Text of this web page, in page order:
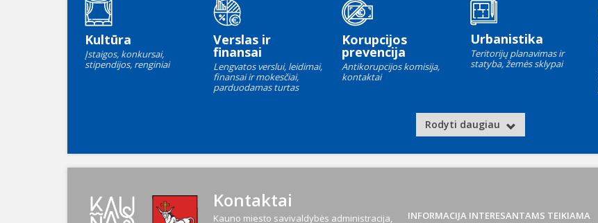
Kultūra
Įstaigos, konkursai,
stipendijos, renginiai
Verslas ir
finansai
Lengvatos verslui, leidimai,
finansai ir mokesčiai,
parduodamas turtas
Korupcijos
prevencija
Antikorupcijos komisija,
kontaktai
Urbanistika
Teritorijų planavimas ir
statyba, žemės sklypai
Rodyti daugiau
Kontaktai
Kauno miesto savivaldybės administracija,
INFORMACIJA INTERESANTAMS TEIKIAMA